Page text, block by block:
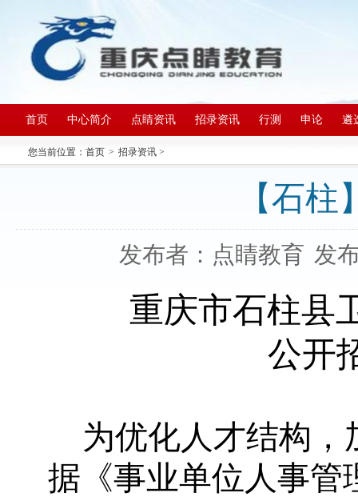
首页 中心简介 点睛资讯 招录资讯 行测 申论 遴
您当前位置： 首页 > 招录资讯 >
【石
发布者：点睛教育 发
重庆市石柱县
公开
为优化人才结构
据《事业单位人事管